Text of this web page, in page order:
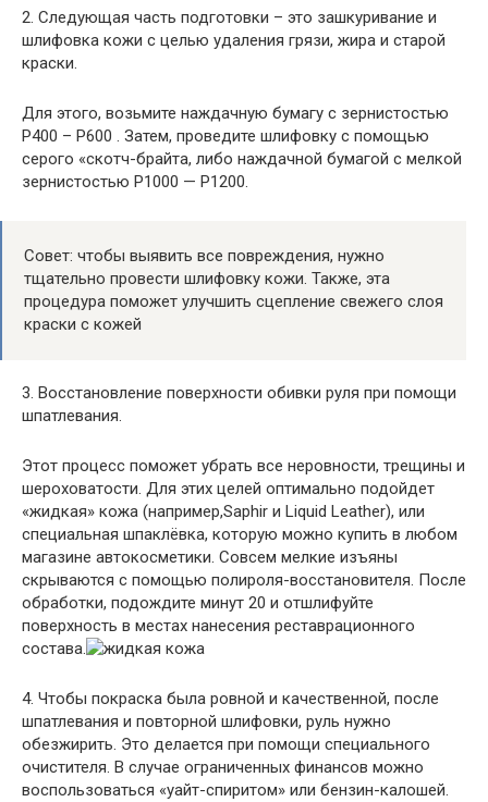
2. Следующая часть подготовки – это зашкуривание и
шлифовка кожи с целью удаления грязи, жира и старой
краски.
Для этого, возьмите наждачную бумагу с зернистостью
Р400 – Р600 . Затем, проведите шлифовку с помощью
серого «скотч-брайта, либо наждачной бумагой с мелкой
зернистостью Р1000 — Р1200.
Совет: чтобы выявить все повреждения, нужно
тщательно провести шлифовку кожи. Также, эта
процедура поможет улучшить сцепление свежего слоя
краски с кожей
3. Восстановление поверхности обивки руля при помощи
шпатлевания.
Этот процесс поможет убрать все неровности, трещины и
шероховатости. Для этих целей оптимально подойдет
«жидкая» кожа (например,Saphir и Liquid Leather), или
специальная шпаклёвка, которую можно купить в любом
магазине автокосметики. Совсем мелкие изъяны
скрываются с помощью полироля-восстановителя. После
обработки, подождите минут 20 и отшлифуйте
поверхность в местах нанесения реставрационного
состава.
4. Чтобы покраска была ровной и качественной, после
шпатлевания и повторной шлифовки, руль нужно
обезжирить. Это делается при помощи специального
очистителя. В случае ограниченных финансов можно
воспользоваться «уайт-спиритом» или бензин-калошей.